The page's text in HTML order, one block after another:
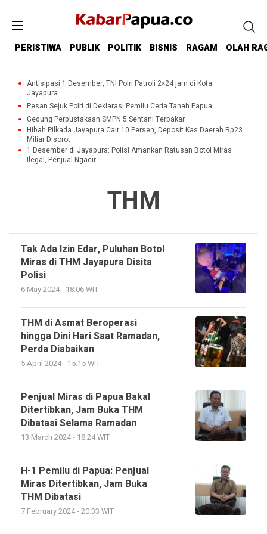
PERISTIWA PUBLIK POLITIK BISNIS RAGAM OLAH
Antisipasi 1 Desember, TNI Polri Patroli 2×24 jam di Kota
Jayapura
Pesan Sejuk Polri di Deklarasi Pemilu Ceria Tanah Papua
Gedung Perpustakaan SMPN 5 Sentani Terbakar
Hibah Pilkada Jayapura Cair 10 Persen, Deposit Kas Daerah Rp23
Miliar Disorot
1 Desember di Jayapura: Polisi Amankan Ratusan Botol Miras
Ilegal, Penjual Ngacir
THM
Tak Ada Izin Edar, Puluhan Botol
Miras di THM Jayapura Disita
Polisi
6 May 2024 - 18:06 WIT
THM di Asmat Beroperasi
hingga Dini Hari Saat Ramadan,
Perda Diabaikan
5 April 2024 - 15:15 WIT
Penjual Miras di Papua Bakal
Ditertibkan, Jam Buka THM
Dibatasi Selama Ramadan
13 March 2024 - 18:24 WIT
H-1 Pemilu di Papua: Penjual
Miras Ditertibkan, Jam Buka
THM Dibatasi
7 February 2024 - 20:33 WIT